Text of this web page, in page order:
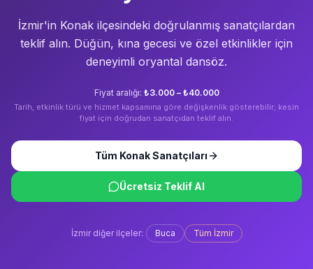
İzmir'in Konak ilçesindeki doğrulanmış sanatçılardan
teklif alın. Düğün, kına gecesi ve özel etkinlikler için
deneyimli oryantal dansöz.
Fiyat aralığı: ₺3.000 – ₺40.000
Tarih, etkinlik türü ve hizmet kapsamına göre değişkenlik gösterebilir; kesin
fiyat için doğrudan sanatçıdan teklif alın.
Tüm KonakSanatçıları
Ücretsiz Teklif Al
İzmirdiğer ilçeler: Buca Tüm İzmir